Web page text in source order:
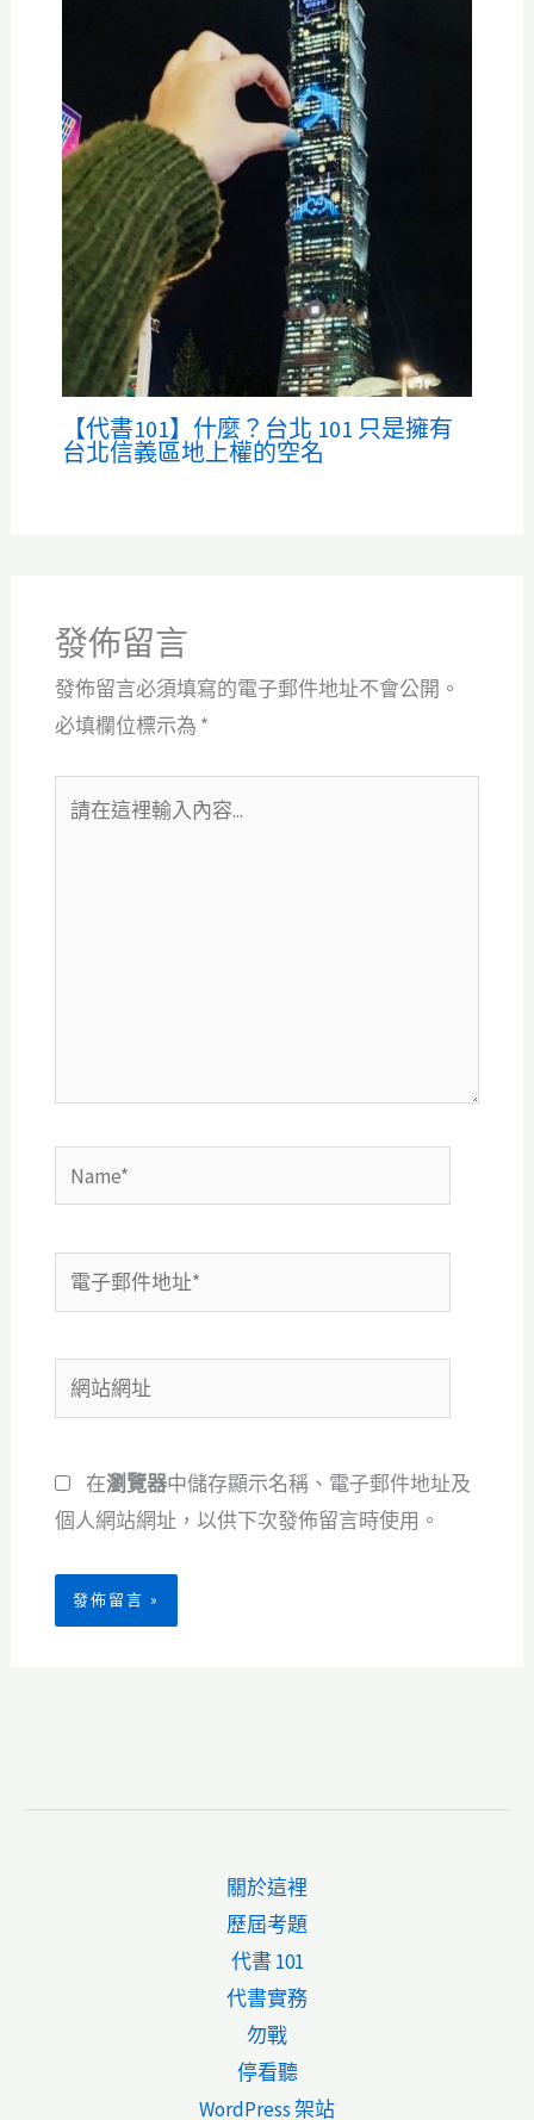
【代書101】什麼？台北 101 只是擁有
台北信義區地上權的空名
發佈留言
發佈留言必須填寫的電子郵件地址不會公開。
必填欄位標示為 *
Name*
電
子
件
地
*
網
站
址
在瀏覽器中儲存顯示名稱、電子郵件地址及
個人網站網址，以供下次發佈留言時使用。
關於這裡
歷屆考題
代書 101
代書實務
勿戰
停看聽
WordPress 架站